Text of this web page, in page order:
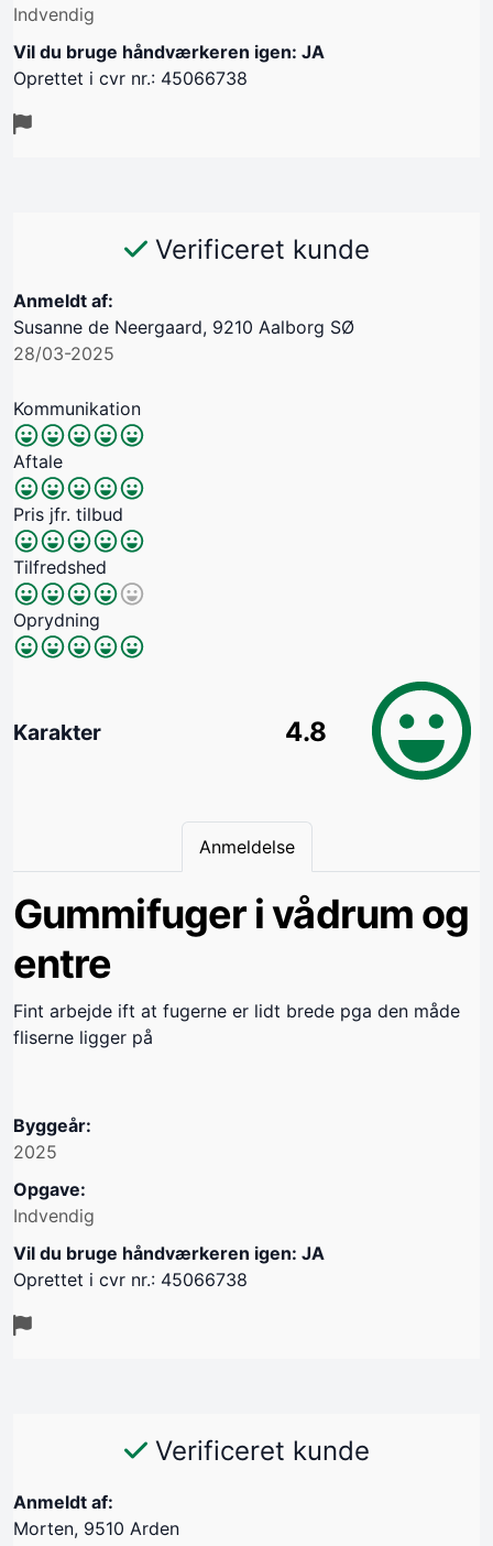
Indvendig
Vil du bruge håndværkeren igen: JA
Oprettet i cvr nr.: 45066738
Verificeret kunde
Anmeldt af:
Susanne de Neergaard, 9210 Aalborg SØ
28/03-2025
Kommunikation
Aftale
Pris jfr. tilbud
Tilfredshed
Oprydning
Karakter 4.8
Anmeldelse
Gummifuger i vådrum og
entre
Fint arbejde ift at fugerne er lidt brede pga den måde
fliserne ligger på
Byggeår:
2025
Opgave:
Indvendig
Vil du bruge håndværkeren igen: JA
Oprettet i cvr nr.: 45066738
Verificeret kunde
Anmeldt af:
Morten, 9510 Arden